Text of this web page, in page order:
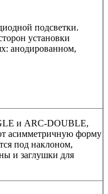
подсветки.
установки
анодированном,
и ARC-DOUBLE,
асимметричную форму
под наклоном,
и заглушки для